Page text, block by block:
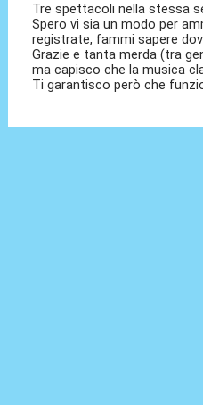
Tre spettacoli nella stessa
Spero vi sia un modo per
registrate, fammi sapere
Grazie e tanta merda (tra
ma capisco che la musica
Ti garantisco però che